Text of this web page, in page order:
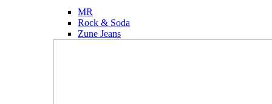
MR
Rock & Soda
Zune Jeans